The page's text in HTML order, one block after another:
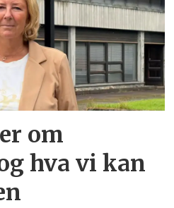
om
hva vi kan